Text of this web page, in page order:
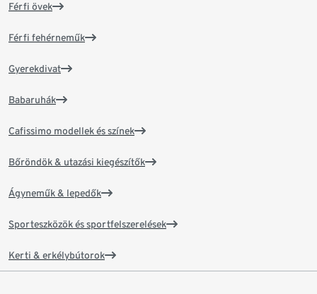
Férfi övek
Férfi fehérneműk
Gyerekdivat
Babaruhák
Cafissimo modellek és színek
Bőröndök & utazási kiegészítők
Ágyneműk & lepedők
Sporteszközök és sportfelszerelések
Kerti & erkélybútorok